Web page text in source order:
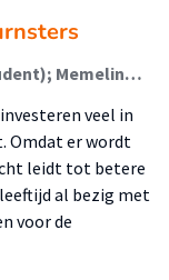
Jonk, Ilja (Student); Scipio, Celine (Student); Memelink, Robert
veel in
Omdat er wordt
leidt tot betere
al bezig met
voor de